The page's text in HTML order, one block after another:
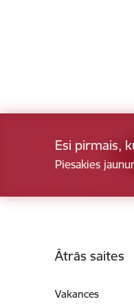
Esi pirmais,
Piesakies
Ātrās saites
Vakances